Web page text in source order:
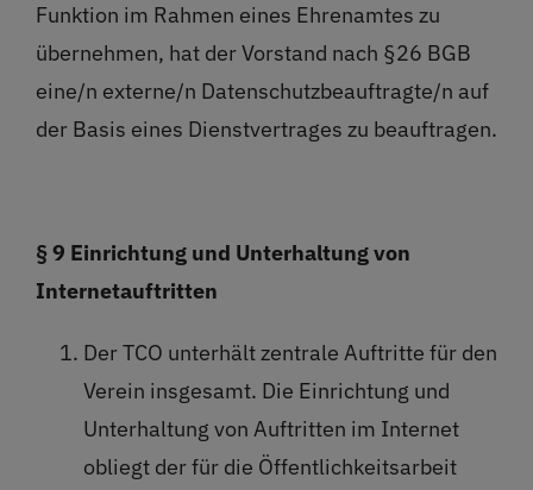
Funktion im Rahmen eines Ehrenamtes zu
übernehmen, hat der Vorstand nach §26 BGB
eine/n externe/n Datenschutzbeauftragte/n auf
der Basis eines Dienstvertrages zu beauftragen.
§ 9 Einrichtung und Unterhaltung von
Internetauftritten
Der TCO unterhält zentrale Auftritte für den
Verein insgesamt. Die Einrichtung und
Unterhaltung von Auftritten im Internet
obliegt der für die Öffentlichkeitsarbeit